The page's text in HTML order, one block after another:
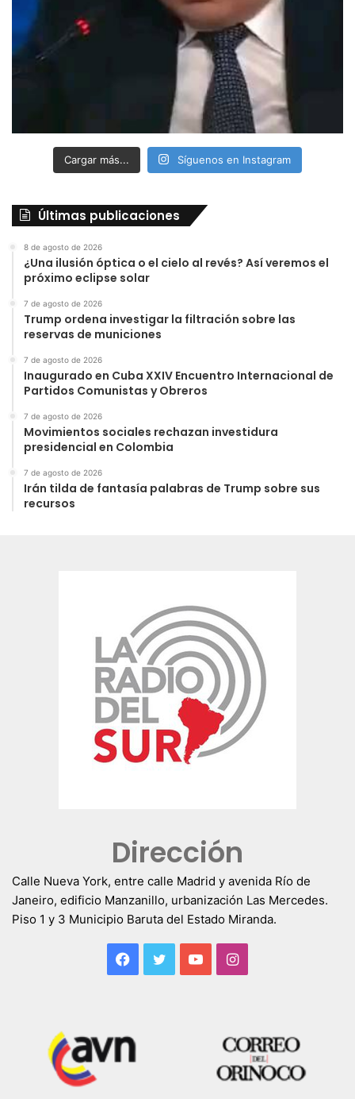
Cargar más... Síguenos en Instagram
Últimas publicaciones
8 de agosto de 2026
¿Una ilusión óptica o el cielo al revés? Así veremos el
próximo eclipse solar
7 de agosto de 2026
Trump ordena investigar la filtración sobre las
reservas de municiones
7 de agosto de 2026
Inaugurado en Cuba XXIV Encuentro Internacional de
Partidos Comunistas y Obreros
7 de agosto de 2026
Movimientos sociales rechazan investidura
presidencial en Colombia
7 de agosto de 2026
Irán tilda de fantasía palabras de Trump sobre sus
recursos
Dirección
Calle Nueva York, entre calle Madrid y avenida Río de
Janeiro, edificio Manzanillo, urbanización Las Mercedes.
Piso 1 y 3 Municipio Baruta del Estado Miranda.
Facebook
TwitterYouTubeInstagram